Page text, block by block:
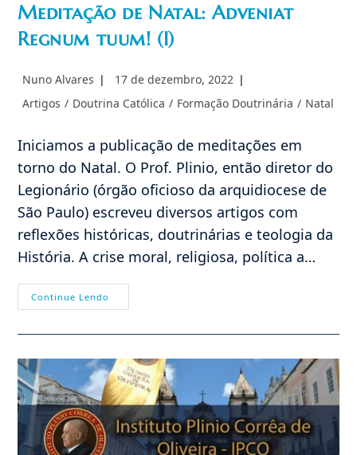
Imagem não
encontrada
Meditação de Natal: Adveniat
Regnum tuum! (I)
Autor
post:
Nuno Alvares
Post
17 de dezembro, 2022
Categoria
Artigos / Doutrina Católica / Formação Doutrinária / Natal
Iniciamos a publicação de meditações em
torno do Natal. O Prof. Plinio, então diretor do
Legionário (órgão oficioso da arquidiocese de
São Paulo) escreveu diversos artigos com
reflexões históricas, doutrinárias e teologia da
História. A crise moral, religiosa, política a…
Continue Lendo
De
Adveniat
(I)